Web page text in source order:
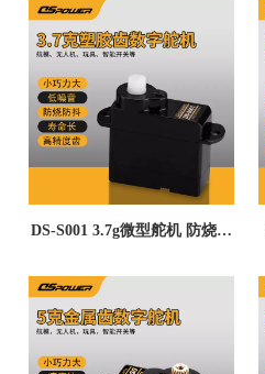
水自动化高压矮身舵机
DS-S001 3.7g微型舵机 防烧防
定翼航模数字舵机